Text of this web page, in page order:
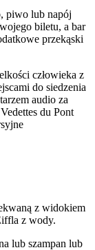
piwo lub napój
biletu, a bar
przekąski
człowieka z
do siedzenia
audio za
du Pont
z widokiem
z wody.
lub szampan lub